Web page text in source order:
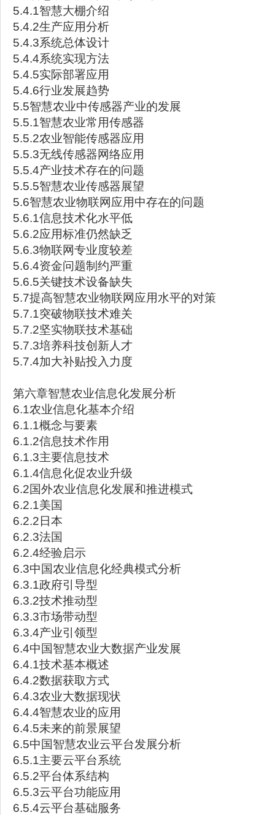
5.4.1智慧大棚介绍
5.4.2生产应用分析
5.4.3系统总体设计
5.4.4系统实现方法
5.4.5实际部署应用
5.4.6行业发展趋势
5.5智慧农业中传感器产业的发展
5.5.1智慧农业常用传感器
5.5.2农业智能传感器应用
5.5.3无线传感器网络应用
5.5.4产业技术存在的问题
5.5.5智慧农业传感器展望
5.6智慧农业物联网应用中存在的问题
5.6.1信息技术化水平低
5.6.2应用标准仍然缺乏
5.6.3物联网专业度较差
5.6.4资金问题制约严重
5.6.5关键技术设备缺失
5.7提高智慧农业物联网应用水平的对策
5.7.1突破物联技术难关
5.7.2坚实物联技术基础
5.7.3培养科技创新人才
5.7.4加大补贴投入力度
第六章智慧农业信息化发展分析
6.1农业信息化基本介绍
6.1.1概念与要素
6.1.2信息技术作用
6.1.3主要信息技术
6.1.4信息化促农业升级
6.2国外农业信息化发展和推进模式
6.2.1美国
6.2.2日本
6.2.3法国
6.2.4经验启示
6.3中国农业信息化经典模式分析
6.3.1政府引导型
6.3.2技术推动型
6.3.3市场带动型
6.3.4产业引领型
6.4中国智慧农业大数据产业发展
6.4.1技术基本概述
6.4.2数据获取方式
6.4.3农业大数据现状
6.4.4智慧农业的应用
6.4.5未来的前景展望
6.5中国智慧农业云平台发展分析
6.5.1主要云平台系统
6.5.2平台体系结构
6.5.3云平台功能应用
6.5.4云平台基础服务